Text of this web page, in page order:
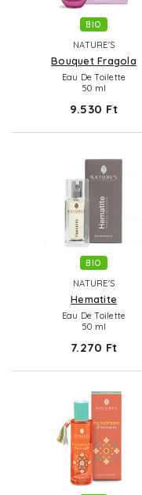
BIO
NATURE'S
Bouquet Fragola
Eau De Toilette
50 ml
9.530 Ft
BIO
NATURE'S
Hematite
Eau De Toilette
50 ml
7.270 Ft